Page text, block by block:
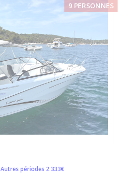
9 PERSONNES
Autres périodes 2 333€